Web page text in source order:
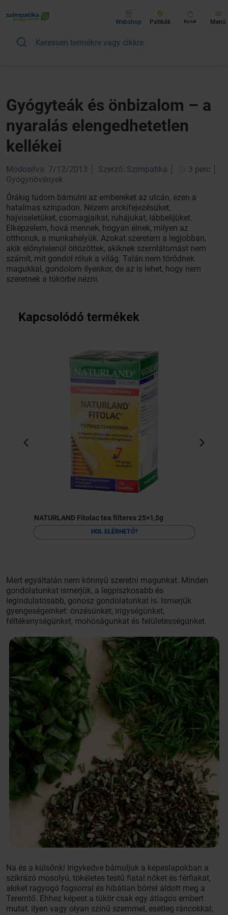
Webshop Patikák Kosár Menü
Gyógyteák és önbizalom – a
nyaralás elengedhetetlen
kellékei
Módosítva: 7/12/2013 Szerző: Szimpatika
3 perc
Gyógynövények
Órákig tudom bámulni az embereket az utcán, ezen a
hatalmas színpadon. Nézem arckifejezésüket,
hajviseletüket, csomagjaikat, ruhájukat, lábbelijüket.
Elképzelem, hová mennek, hogyan élnek, milyen az
otthonuk, a munkahelyük. Azokat szeretem a legjobban,
akik előnytelenül öltözöttek, akiknek szemlátomást nem
számít, mit gondol róluk a világ. Talán nem törődnek
magukkal, gondolom ilyenkor, de az is lehet, hogy nem
szeretnek a tükörbe nézni.
Kapcsolódó termékek
NATURLAND Fitolac tea filteres 25×1,5g
HOL ELÉRHETŐ?
Mert egyáltalán nem könnyű szeretni magunkat. Minden
gondolatunkat ismerjük, a legpiszkosabb és
legindulatosabb, gonosz gondolatunkat is. Ismerjük
gyengeségeinket: önzésünket, irigységünket,
féltékenységünket, mohóságunkat és felületességünket.
Na és a külsőnk! Irigykedve bámuljuk a képeslapokban a
szikrázó mosolyú, tökéletes testű fiatal nőket és férfiakat,
akiket ragyogó fogsorral és hibátlan bőrrel áldott meg a
Teremtő. Ehhez képest a tükör csak egy átlagos embert
mutat, ilyen vagy olyan színű szemmel, esetleg ráncokkal;